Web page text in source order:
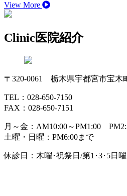
View More
Clinic医院紹介
〒320-0061 栃木県宇都宮市宝木
TEL：028-650-7150
FAX：028-650-7151
月～金：AM10:00～PM1:00
土曜・日曜：PM6:00まで
休診日：木曜･祝祭日/第1･3･5日